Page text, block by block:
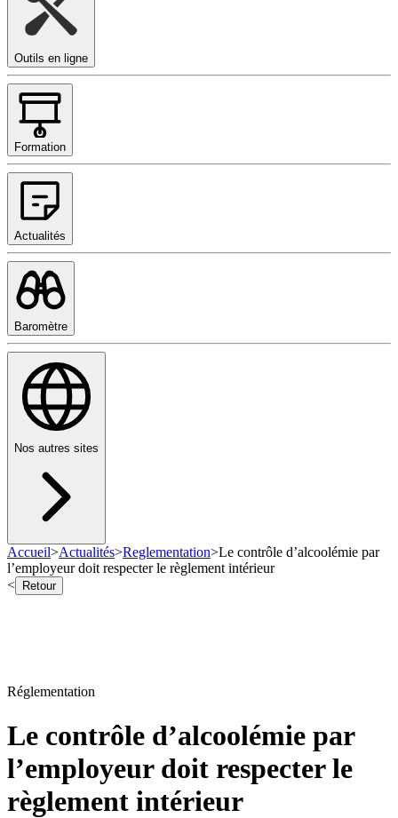
Outils en ligne
Formation
Actualités
Baromètre
Nos autres sites
Accueil>Actualités>Reglementation>Le contrôle d’alcoolémie par
l’employeur doit respecter le règlement intérieur
<
Retour
Réglementation
Le contrôle d’alcoolémie par
l’employeur doit respecter le
règlement intérieur